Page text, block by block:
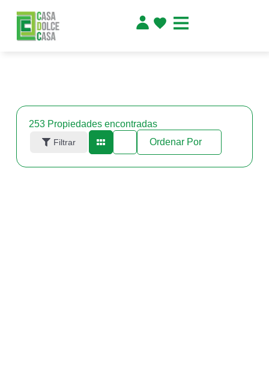
253 Propiedades encontradas
Filtrar Ordenar Por